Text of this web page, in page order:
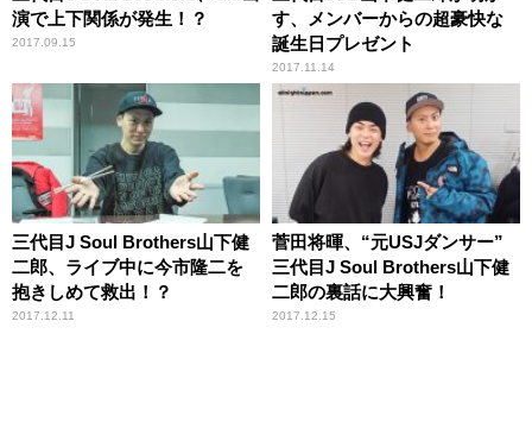
演で上下関係が発生！？
2017.09.15
す、メンバーからの超豪快な
誕生日プレゼント
2017.11.14
三代目J Soul Brothers山下健
二郎、ライブ中に今市隆二を
抱きしめて救出！？
2017.12.11
菅田将暉、“元USJダンサー”
三代目J Soul Brothers山下健
二郎の裏話に大興奮！
2017.12.15